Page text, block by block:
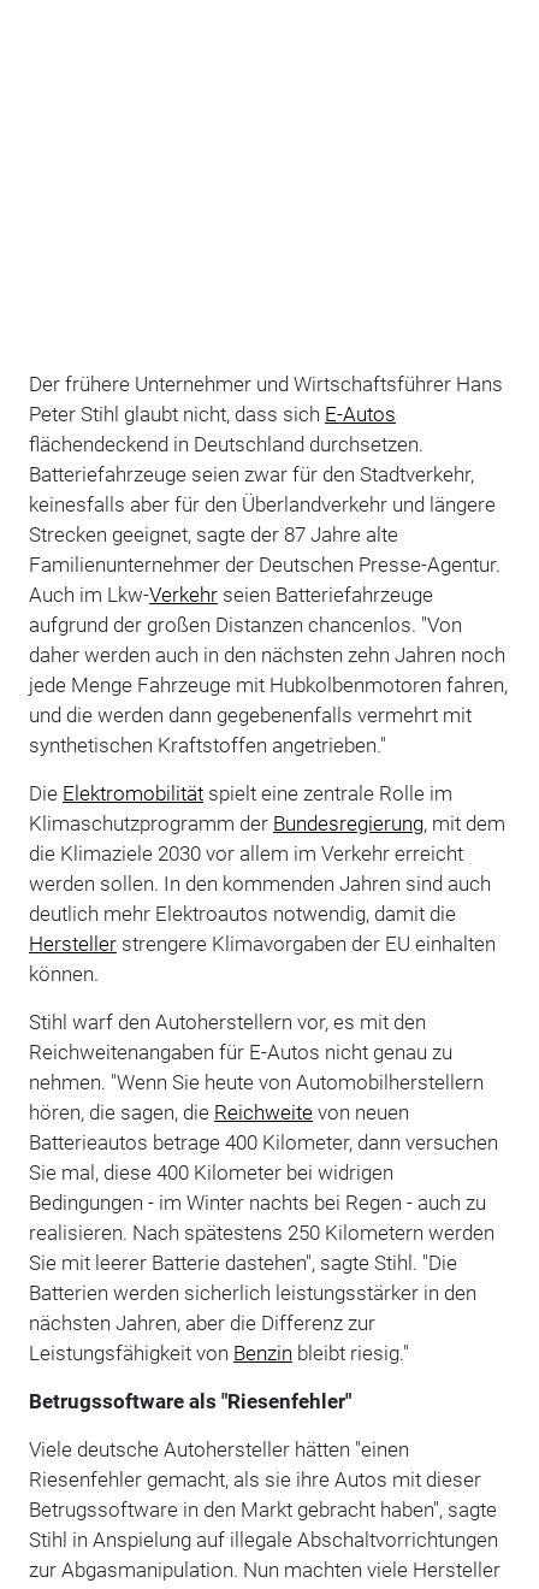
Der frühere Unternehmer und Wirtschaftsführer Hans
Peter Stihl glaubt nicht, dass sich E-Autos
flächendeckend in Deutschland durchsetzen.
Batteriefahrzeuge seien zwar für den Stadtverkehr,
keinesfalls aber für den Überlandverkehr und längere
Strecken geeignet, sagte der 87 Jahre alte
Familienunternehmer der Deutschen Presse-Agentur.
Auch im Lkw-Verkehrseien Batteriefahrzeuge
aufgrund der großen Distanzen chancenlos. "Von
daher werden auch in den nächsten zehn Jahren noch
jede Menge Fahrzeuge mit Hubkolbenmotoren fahren,
und die werden dann gegebenenfalls vermehrt mit
synthetischen Kraftstoffen angetrieben."
Die Elektromobilitätspielt eine zentrale Rolle im
Klimaschutzprogramm der Bundesregierung, mit dem
die Klimaziele 2030 vor allem im Verkehr erreicht
werden sollen. In den kommenden Jahren sind auch
deutlich mehr Elektroautos notwendig, damit die
Herstellerstrengere Klimavorgaben der EU einhalten
können.
Stihl warf den Autoherstellern vor, es mit den
Reichweitenangaben für E-Autos nicht genau zu
nehmen. "Wenn Sie heute von Automobilherstellern
hören, die sagen, die Reichweitevon neuen
Batterieautos betrage 400 Kilometer, dann versuchen
Sie mal, diese 400 Kilometer bei widrigen
Bedingungen - im Winter nachts bei Regen - auch zu
realisieren. Nach spätestens 250 Kilometern werden
Sie mit leerer Batterie dastehen", sagte Stihl. "Die
Batterien werden sicherlich leistungsstärker in den
nächsten Jahren, aber die Differenz zur
Leistungsfähigkeit von Benzin bleibt riesig."
Betrugssoftware als "Riesenfehler"
Viele deutsche Autohersteller hätten "einen
Riesenfehler gemacht, als sie ihre Autos mit dieser
Betrugssoftware in den Markt gebracht haben", sagte
Stihl in Anspielung auf illegale Abschaltvorrichtungen
zur Abgasmanipulation. Nun machten viele Hersteller